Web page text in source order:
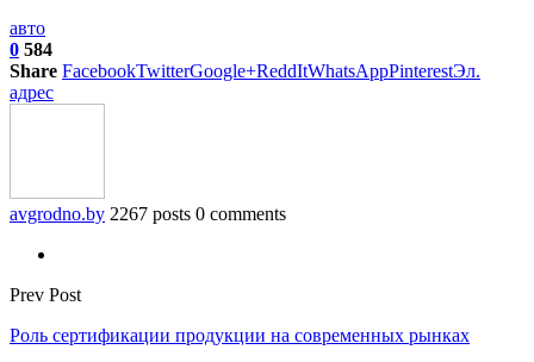
авто
0 584
Share FacebookTwitterGoogle+ReddItWhatsAppPinterestЭл.
адрес
avgrodno.by 2267 posts 0 comments
Prev Post
Роль сертификации продукции на современных рынках